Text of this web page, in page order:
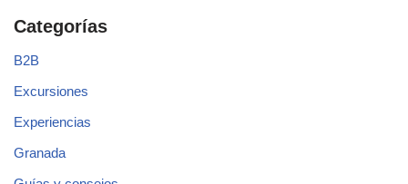
Categorías
B2B
Excursiones
Experiencias
Granada